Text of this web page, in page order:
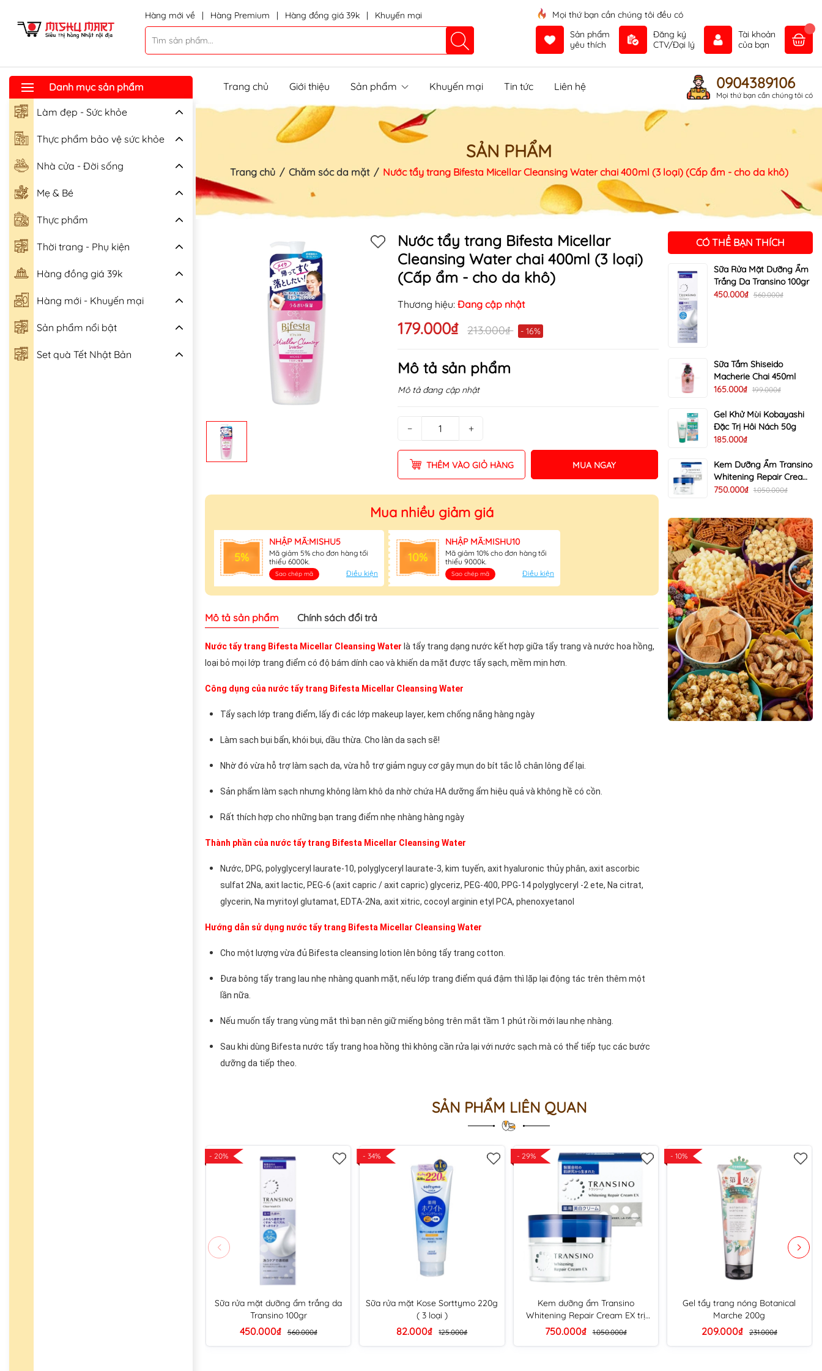
Hàng mới về | Hàng Premium | Hàng đồng giá 39k | Khuyến mại
Mọi thứ bạn cần chúng tôi đều có
Sản phẩm
yêu thích
Đăng ký
CTV/Đại lý
Tài khoản
của bạn
Danh mục sản phẩm
Làm đẹp - Sức khỏe
Thực phẩm bảo vệ sức khỏe
Nhà cửa - Đời sống
Mẹ & Bé
Thực phẩm
Thời trang - Phụ kiện
Hàng đồng giá 39k
Hàng mới - Khuyến mại
Sản phẩm nổi bật
Set quà Tết Nhật Bản
Trang chủ Giới thiệu Sản phẩm Khuyến mại Tin tức Liên hệ 0904389106
Mọi thứ bạn cần chúng tôi có
SẢN PHẨM
Trang chủ / Chăm sóc da mặt / Nước tẩy trang Bifesta Micellar Cleansing Water chai 400ml (3 loại) (Cấp ẩm - cho da khô)
Nước tẩy trang Bifesta Micellar
Cleansing Water chai 400ml (3 loại)
(Cấp ẩm - cho da khô)
Thương hiệu: Đang cập nhật
179.000₫ 213.000₫ - 16%
Mô tả sản phẩm
Mô tả đang cập nhật
− +
THÊM VÀO GIỎ HÀNG MUA NGAY
Mua nhiều giảm giá
5%
NHẬP MÃ:MISHU5
Mã giảm 5% cho đơn hàng tối
thiểu 6000k.
Sao chép mã Điều kiện
10%
NHẬP MÃ:MISHU10
Mã giảm 10% cho đơn hàng tối
thiểu 9000k.
Sao chép mã Điều kiện
Điều kiện:
Mô tả sản phẩm Chính sách đổi trả
Nước tẩy trang Bifesta Micellar Cleansing Water là tẩy trang dạng nước kết hợp giữa tẩy trang và nước hoa hồng,
loại bỏ mọi lớp trang điểm có độ bám dính cao và khiến da mặt được tẩy sạch, mềm mịn hơn.
Công dụng của nước tẩy trang Bifesta Micellar Cleansing Water
Tẩy sạch lớp trang điểm, lấy đi các lớp makeup layer, kem chống nắng hàng ngày
Làm sach bụi bẩn, khói bụi, dầu thừa. Cho làn da sạch sẽ!
Nhờ đó vừa hỗ trợ làm sạch da, vừa hỗ trợ giảm nguy cơ gây mụn do bít tắc lỗ chân lông để lại.
Sản phẩm làm sạch nhưng không làm khô da nhờ chứa HA dưỡng ẩm hiệu quả và không hề có cồn.
Rất thích hợp cho những bạn trang điểm nhẹ nhàng hàng ngày
Thành phần của nước tẩy trang Bifesta Micellar Cleansing Water
Nước, DPG, polyglyceryl laurate-10, polyglyceryl laurate-3, kim tuyến, axit hyaluronic thủy phân, axit ascorbic
sulfat 2Na, axit lactic, PEG-6 (axit capric / axit capric) glyceriz, PEG-400, PPG-14 polyglyceryl -2 ete, Na citrat,
glycerin, Na myritoyl glutamat, EDTA-2Na, axit xitric, cocoyl arginin etyl PCA, phenoxyetanol
H ướng d ẫn sử d ụng nước tẩy trang Bifesta Micellar Cleansing Water
Cho một lượng vừa đủ Bifesta cleansing lotion lên bông tẩy trang cotton.
Đưa bông tẩy trang lau nhẹ nhàng quanh mặt, nếu lớp trang điểm quá đậm thì lặp lại động tác trên thêm một
lần nữa.
Nếu muốn tẩy trang vùng mắt thì bạn nên giữ miếng bông trên mắt tầm 1 phút rồi mới lau nhẹ nhàng.
Sau khi dùng Bifesta nước tẩy trang hoa hồng thì không cần rửa lại với nước sạch mà có thể tiếp tục các bước
dưỡng da tiếp theo.
CÓ THỂ BẠN THÍCH
Sữa Rửa Mặt Dưỡng Ẩm
Trắng Da Transino 100gr
450.000₫ 560.000₫
Sữa Tắm Shiseido
Macherie Chai 450ml
165.000₫ 199.000₫
Gel Khử Mùi Kobayashi
Đặc Trị Hôi Nách 50g
185.000₫
Kem Dưỡng Ẩm Transino
Whitening Repair Cream
EX Trị Nám Trắng Da 35g
750.000₫ 1.050.000₫
SẢN PHẨM LIÊN QUAN
- 20%
Sữa rửa mặt dưỡng ẩm trắng da
Transino 100gr
450.000₫ 560.000₫
- 34%
Sữa rửa mặt Kose Sorttymo 220g
( 3 loại )
82.000₫ 125.000₫
- 29%
Kem dưỡng ẩm Transino
Whitening Repair Cream EX trị
nám trắng da 35g
750.000₫ 1.050.000₫
- 10%
Gel tẩy trang nóng Botanical
Marche 200g
209.000₫ 231.000₫